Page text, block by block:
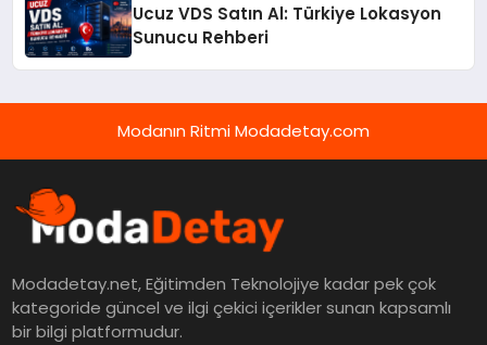
Ucuz VDS Satın Al: Türkiye Lokasyon
Sunucu Rehberi
Modanın Ritmi Modadetay.com
Modadetay.net, Eğitimden Teknolojiye kadar pek çok
kategoride güncel ve ilgi çekici içerikler sunan kapsamlı
bir bilgi platformudur.